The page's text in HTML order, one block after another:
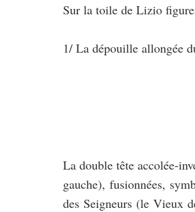
Sur la toile de Lizio
1/ La dépouille allongée
La double tête accolée-
gauche), fusionnées,
des Seigneurs (le Vieux